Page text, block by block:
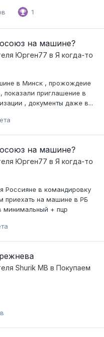
1
на машине?
Юрген77 в Я когда-то
в Минск , прожождеие
показали приглашение в
, документы даже в...
на машине?
Юрген77 в Я когда-то
Россияне в командировку
приехать на машине в РБ
минимальный + пцр
Shurik MB в Покупаем